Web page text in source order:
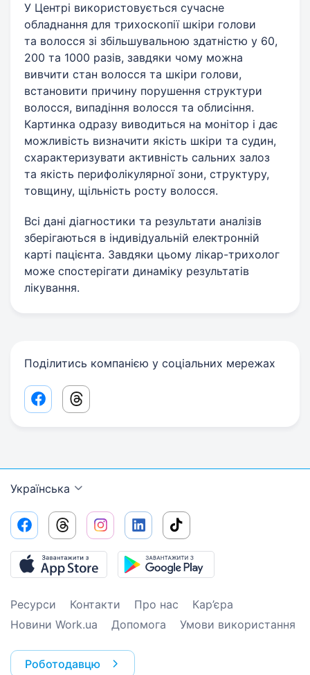
У Центрі використовується сучасне
обладнання для трихоскопії шкіри голови
та волосся зі збільшувальною здатністю у 60,
200 та 1000 разів, завдяки чому можна
вивчити стан волосся та шкіри голови,
встановити причину порушення структури
волосся, випадіння волосся та облисіння.
Картинка одразу виводиться на монітор і дає
можливість визначити якість шкіри та судин,
схарактеризувати активність сальних залоз
та якість перифолікулярної зони, структуру,
товщину, щільність росту волосся.
Всі дані діагностики та результати аналізів
зберігаються в індивідуальній електронній
карті пацієнта. Завдяки цьому лікар-трихолог
може спостерігати динаміку результатів
лікування.
Поділитись компанією у соціальних мережах
Facebook share link
Threads share link
Українська
Ресурси Контакти Про нас
Кар’єра
Новини Work.ua
Допомога Умови використання
Роботодавцю